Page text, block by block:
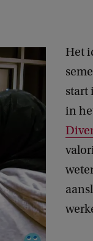
Het
start
in